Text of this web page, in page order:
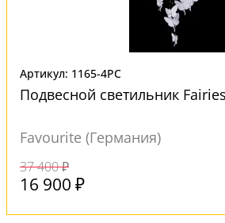
Артикул: 1165-4PC
Подвесной светильник
Favourite (Германия)
37 400 ₽
16 900 ₽